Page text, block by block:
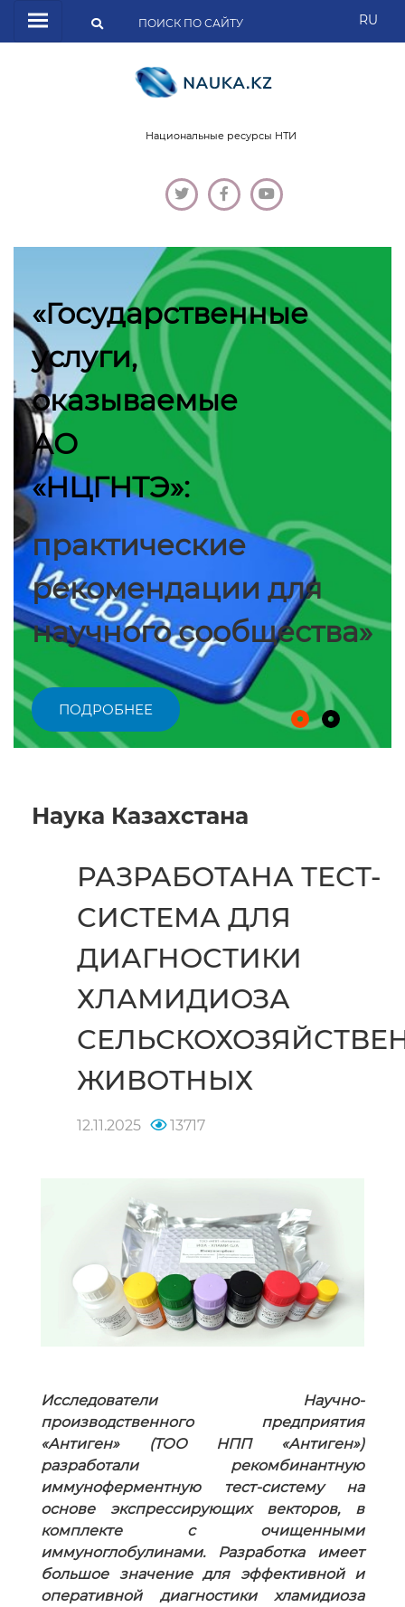
RU
Национальные ресурсы НТИ
«Государственные
услуги,
оказываемые
АО
«НЦГНТЭ»:
практические
рекомендации для
научного сообщества»
ПОДРОБНЕЕ
Наука Казахстана
РАЗРАБОТАНА ТЕСТ-
СИСТЕМА ДЛЯ
ДИАГНОСТИКИ
ХЛАМИДИОЗА
ЖИВОТНЫХ
12.11.2025 13717
Исследователи Научно-
производственного предприятия
«Антиген» (ТОО НПП «Антиген»)
разработали рекомбинантную
иммуноферментную тест-систему на
основе экспрессирующих векторов, в
комплекте с очищенными
иммуноглобулинами. Разработка имеет
большое значение для эффективной и
оперативной диагностики хламидиоза